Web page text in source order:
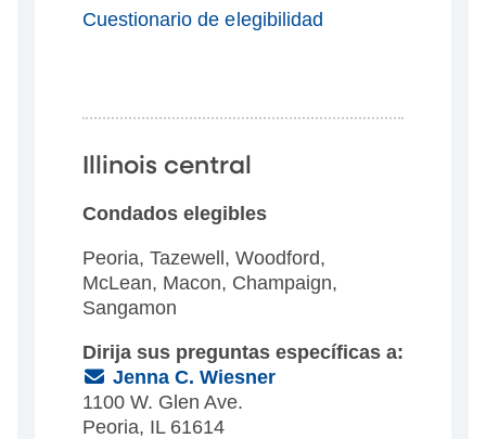
Cuestionario de elegibilidad
Illinois central
Condados elegibles
Peoria, Tazewell, Woodford,
McLean, Macon, Champaign,
Sangamon
Dirija sus preguntas específicas a:
(Email)
Jenna C. Wiesner
1100 W. Glen Ave.
Peoria, IL 61614